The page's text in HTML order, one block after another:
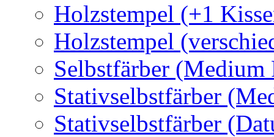
Holzstempel (+1
Holzstempel
Selbstfärber (Medium
Stativselbstfärber
Stativselbstfärber